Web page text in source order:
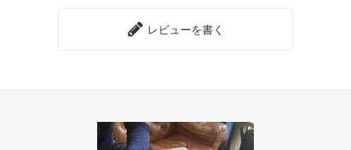
レビューを書く